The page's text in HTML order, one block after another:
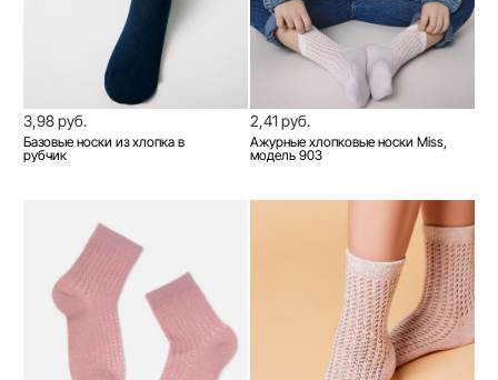
3,98 руб.
Базовые носки из хлопка в
рубчик
2,41 руб.
Ажурные хлопковые носки Miss,
модель 903